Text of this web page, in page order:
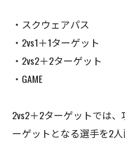
・スクウェアパス
・2vs1＋1ターゲット
・2vs2＋2ターゲット
・GAME
2vs2＋2ターゲットでは
ーゲットとなる選手を2